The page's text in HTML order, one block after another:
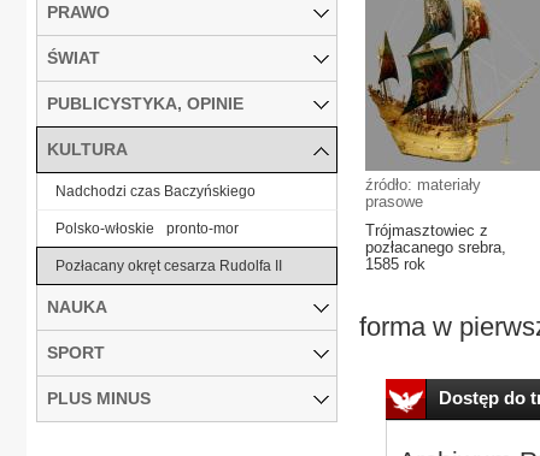
źródło: materiały
prasowe
Trójmasztowiec z
pozłacanego srebra,
1585 rok
forma w
Dostęp do
PRAWO
ŚWIAT
PUBLICYSTYKA, OPINIE
KULTURA
Nadchodzi czas Baczyńskiego
Polsko-włoskie pronto-mor
Pozłacany okręt cesarza Rudolfa II
NAUKA
SPORT
PLUS MINUS